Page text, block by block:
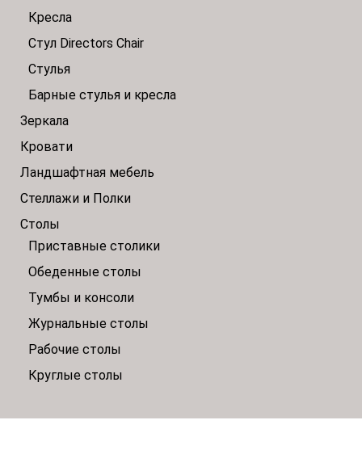
Кресла
Стул Directors Chair
Стулья
Барные стулья и кресла
Зеркала
Кровати
Ландшафтная мебель
Стеллажи и Полки
Столы
Приставные столики
Обеденные столы
Тумбы и консоли
Журнальные столы
Рабочие столы
Круглые столы